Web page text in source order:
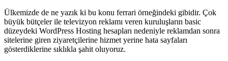
Ülkemizde de ne yazık ki bu konu ferrari örneğindeki gibidir. Çok
büyük bütçeler ile televizyon reklamı veren kuruluşların basic
düzeydeki WordPress Hosting hesapları nedeniyle reklamdan sonra
sitelerine giren ziyaretçilerine hizmet yerine hata sayfaları
gösterdiklerine sıklıkla şahit oluyoruz.